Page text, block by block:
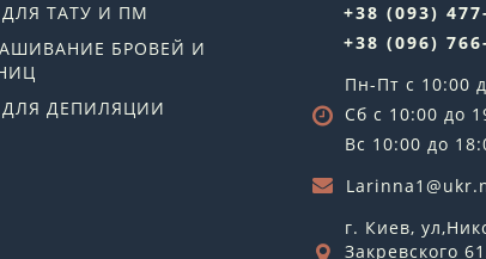
ДЛЯ ТАТУ И ПМ
БРОВЕЙ И
ДЛЯ ДЕПИЛЯЦИИ
+38 (093)
+38 (096)
Пн-Пт с 10:00
Сб с 10:00 до
Вс 10:00 до
г. Киев,
Закревского